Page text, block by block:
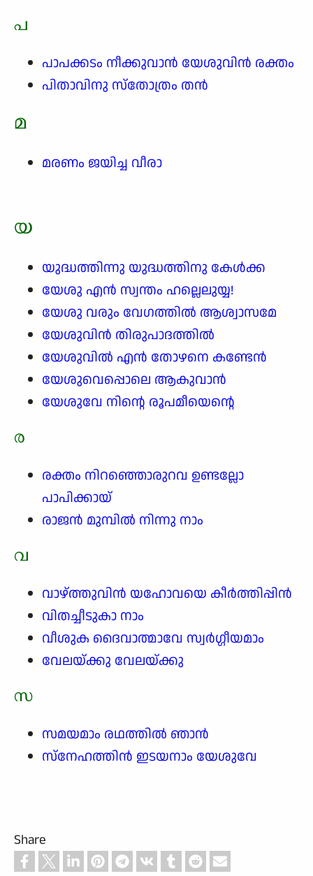
പ
പാപക്കടം നീക്കുവാൻ യേശുവിൻ രക്തം
പിതാവിനു സ്തോത്രം തൻ
മ
മരണം ജയിച്ച വീരാ
യ
യുദ്ധത്തിന്നു യുദ്ധത്തിനു കേൾക്ക
യേശു എൻ സ്വന്തം ഹല്ലെലുയ്യ!
യേശു വരും വേഗത്തിൽ ആശ്വാസമേ
യേശുവിൻ തിരുപാദത്തിൽ
യേശുവിൽ എൻ തോഴനെ കണ്ടേൻ
യേശുവെപ്പൊലെ ആകുവാൻ
യേശുവേ നിന്റെ രൂപമീയെന്റെ
ര
രക്തം നിറഞ്ഞൊരുറവ ഉണ്ടല്ലോ
പാപിക്കായ്
രാജൻ മുമ്പിൽ നിന്നു നാം
വ
വാഴ്ത്തുവിൻ യഹോവയെ കീർത്തിപ്പിൻ
വിതച്ചീടുകാ നാം
വീശുക ദൈവാത്മാവേ സ്വർഗ്ഗീയമാം
വേലയ്ക്കു വേലയ്ക്കു
സ
സമയമാം രഥത്തിൽ ഞാൻ
സ്നേഹത്തിൻ ഇടയനാം യേശുവേ
Share